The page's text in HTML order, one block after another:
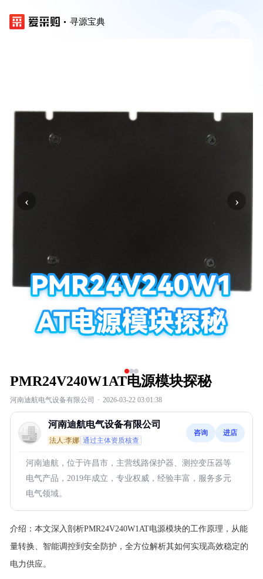
寻源宝典
‹ ›
PMR24V240W1AT电源模块探秘
河南迪航电气设备有限公司 · 2026-03-22 03:01:38
河南迪航电气设备有限公司
法人:李娜 通过主体资质核查
咨询 进店
河南迪航，位于许昌市，主营线路保护器、测控变压器等
电气产品，2019年成立，专业权威，经验丰富，服务多元
电气领域。
介绍： 本文深入剖析PMR24V240W1AT电源模块的工作原理，从能
量转换、智能调控到安全防护，全方位解析其如何实现高效稳定的
电力供应。